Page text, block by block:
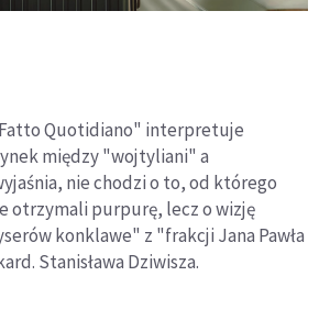
Quotidiano" interpretuje
między "wojtyliani" a
nie chodzi o to, od którego
otrzymali purpurę, lecz o wizję
konklawe" z "frakcji Jana Pawła
Stanisława Dziwisza.